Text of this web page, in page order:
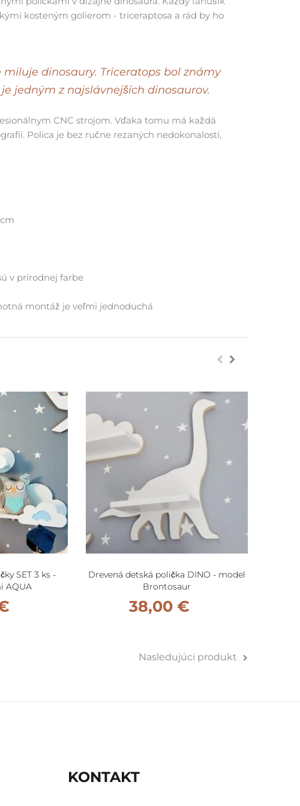
kosteným golierom - triceraptosa a rád by ho
dinosaury. Triceratops bol známy
jedným z najslávnejších dinosaurov.
CNC strojom. Vďaka tomu má každá
Polica je bez ručne rezaných nedokonalostí,
v prírodnej farbe
montáž je veľmi jednoduchá
SET 3 ks -
AQUA
Drevená detská polička DINO - model
Brontosaur
38,00 €
Nasledujúci produkt
KONTAKT